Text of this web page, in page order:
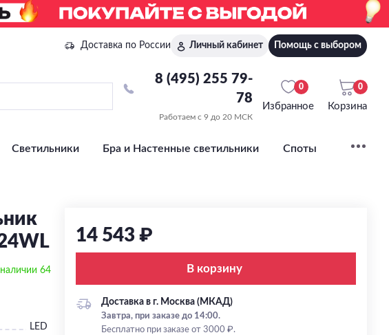
Доставка по России Личный кабинет Помощь с выбором
8 (495) 255 79-
78
Работаем с 9 до 20 МСК
Избранное
0
Корзина
0
Светильники Бра и Настенные светильники Споты
64
LED
14 543 ₽
В корзину
Доставка в г. Москва (МКАД)
Завтра, при заказе до 14:00.
Бесплатно при заказе от 3000 ₽.